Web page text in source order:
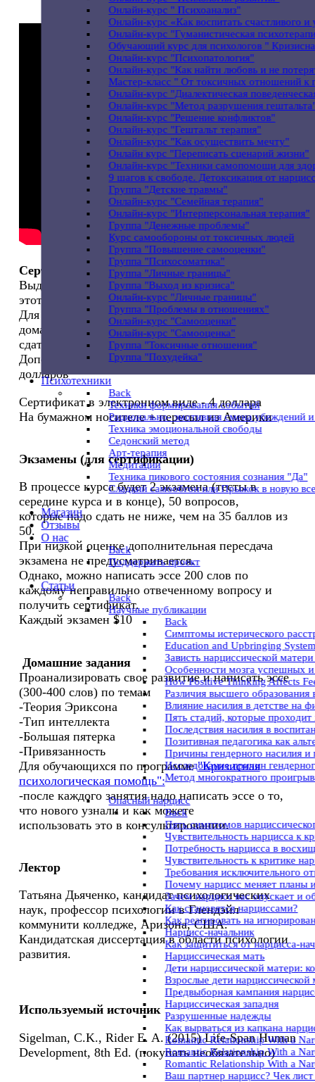
Онлайн-курс " Психоанализ"
Онлайн-курс «Как воспитать счастливого
Онлайн-курс "Гуманистическая
Обучающий курс для психологов "
Онлайн-курс "Психопатология"
Онлайн-курс "Как найти любовь и не
Мастер-класс " От токсичных отношений к
Онлайн-курс "Диалектическая
Онлайн-курс "Метод разрушения
Онлайн-курс "Решение конфликтов"
Онлайн-курс "Гештальт терапия"
Онлайн-курс "Как осуществить мечту"
Онлайн курс "Переписать сценарий жизни"
Онлайн-курс "Техники самопомощи для
9 шагов к свободе. Детоксикация от
Группа "Детские травмы"
Онлайн-курс "Семейная терапия"
Онлайн-курс "Интерперсональная терапия"
Группа "Денежные проблемы"
Курс самообороны от токсичных людей
Группа "Повышение самооценки"
Группа "Психосоматика"
Группа "Личные границы"
Группа "Выход из кризиса"
Онлайн-курс "Личные границы"
Группа "Проблемы в отношениях"
Онлайн-курс "Cамооценки"
Онлайн-курс "Cамооценка"
Группа "Токсичные отношения"
Группа "Похудейка"
Психотехники
Back
Техники формирования событий
Рационально- эмотивная смена убеждений
Техника эмоциональной свободы
Седонский метод
Арт-терапия
Медитации
Техника пикового состояния сознания "Да"
Сладкий самообгон или Прыжок в новую
Магазин
Отзывы
O нас
Back
Поддержать проект
Статьи
Back
Научные публикации
Back
Симптомы истерического
Education and Upbringing
Зависть нарциссической
Особенности мозга успешных
How Positive Thinking Affects
Различия высшего
Влияние насилия в детстве на
Пять стадий, которые
Последствия насилия в
Позитивная педагогика как
Причины гендерного насилия и
Исследование причин
Метод многократного
Опасный нарцисс
Back
Пять симптомов
Чувствительность нарцисса к
Потребность нарцисса в
Чувствительность к критике
Требования исключительного
Почему нарцисс меняет планы
Зачем нарцисс вас опускает и
Как становятся нарциссами?
Как реагировать на
Нарцисс-начальник
Как защититься от нарцисса-
Нарциссическая мать
Дети нарциссической матери:
Взрослые дети нарциссической
Предвыборная кампания
Нарциссическая западня
Разрушенные надежды
Как вырваться из капкана
Romantic Relationship With a
Romantic Relationship With a
Romantic Relationship With a
Ваш партнер нарцисс? Чек
Сертификат
Выдается при условии, если вы ваши знания за
этот курс не ниже, чем 70%
Для получении сертификата, надо выполнить 4
домашних задания
сдать два теста.
Дополнительная плата за задания и экзамены 50
долларов
Сертификат в электронном виде - 4 доллара
На бумажном носителе + пересыл из Америки
Экзамены (для сертификации)
В процессе курса будет 2 экзамена (тесты в
середине курса и в конце), 50 вопросов,
которые надо сдать не ниже, чем на 35 баллов из
50.
При низкой оценке дополнительная пересдача
экзамена не предусматривается.
Однако, можно написать эссе 200 слов по
каждому неправильно отвеченному вопросу и
получить сертификат.
Каждый экзамен $10
Домашние задания
Проанализировать свое развитие и написать эссе
(300-400 слов) по темам
-Теория Эриксона
-Тип интеллекта
-Большая пятерка
-Привязанность
Для обучающихся по программе"Кризисная
психологическая помощь":
-после каждого занятия надо написать эссе о то,
что нового узнали и как можете
использовать это в консультировании.
Лектор
Татьяна Дьяченко, кандидат психологических
наук, профессор психологии в Глендэйл
коммунити колледже, Аризона, США.
Кандидатская диссертация в области психологии
развития.
Используемый источник
Sigelman, C.K., Rider E. A. (2015) Life-Span Human
Development, 8th Ed. (покупать необязательно)